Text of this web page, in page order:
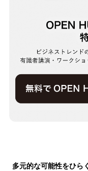
多元的な可能性をひら